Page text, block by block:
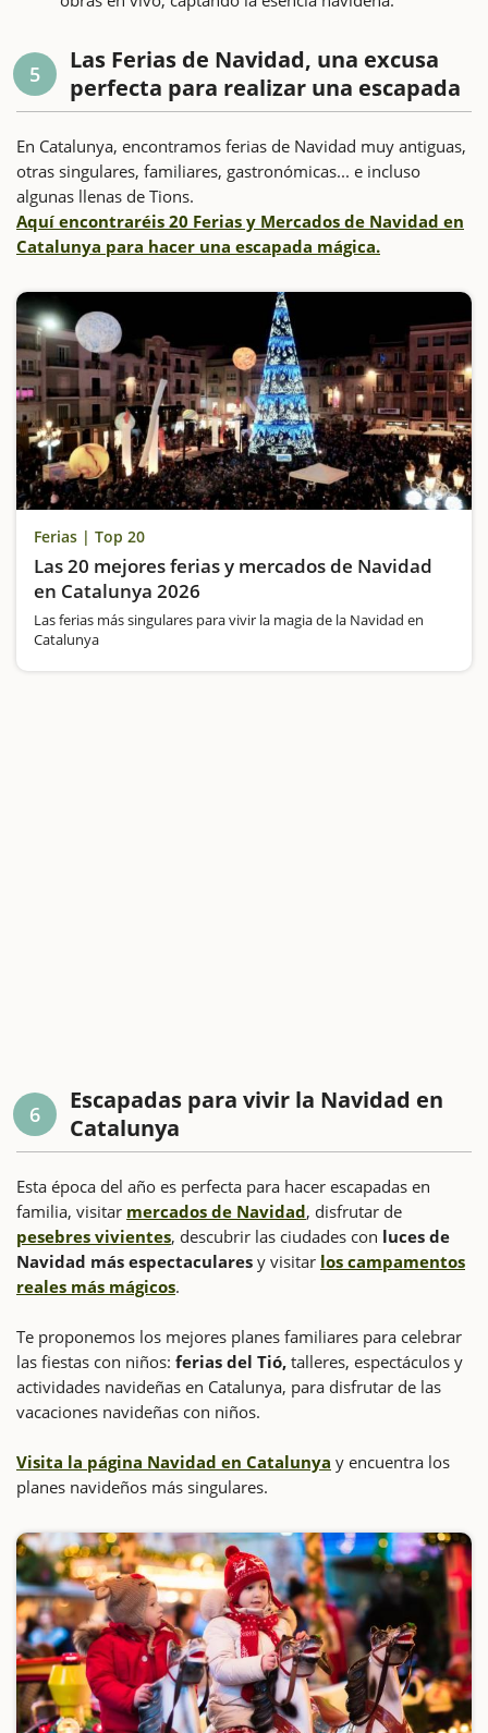
5
Las Ferias de Navidad, una excusa
perfecta para realizar una escapada
En Catalunya, encontramos ferias de Navidad muy antiguas,
otras singulares, familiares, gastronómicas... e incluso
algunas llenas de Tions.
Aquí encontraréis 20 Ferias y Mercados de Navidad en
Catalunya para hacer una escapada mágica.
Ferias | Top 20
Las 20 mejores ferias y mercados de Navidad
en Catalunya 2026
Las ferias más singulares para vivir la magia de la Navidad en
Catalunya
6
Escapadas para vivir la Navidad en
Catalunya
Esta época del año es perfecta para hacer escapadas en
familia, visitar mercados de Navidad, disfrutar de
pesebres vivientes, descubrir las ciudades con luces de
Navidad más espectaculares y visitar los campamentos
reales más mágicos.
Te proponemos los mejores planes familiares para celebrar
las fiestas con niños: ferias del Tió, talleres, espectáculos y
actividades navideñas en Catalunya, para disfrutar de las
vacaciones navideñas con niños.
Visita la página Navidad en Catalunya y encuentra los
planes navideños más singulares.